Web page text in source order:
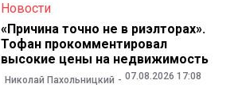
Новости
«Причина точно не в риэлторах».
Тофан прокомментировал
высокие цены на недвижимость
Николай Пахольницкий 07.08.2026 17:08